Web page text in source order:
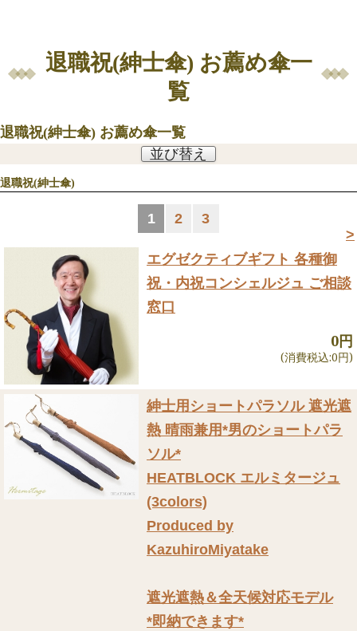
退職祝(紳士傘) お薦め傘一
覧
退職祝(紳士傘) お薦め傘一覧
並び替え
退職祝(紳士傘)
>
1 2 3
エグゼクティブギフト 各種御
祝・内祝コンシェルジュ ご相談
窓口
0円
(消費税込:0円)
紳士用ショートパラソル 遮光遮
熱 晴雨兼用*男のショートパラ
ソル*
HEATBLOCK エルミタージュ
(3colors)
Produced by
KazuhiroMiyatake
遮光遮熱＆全天候対応モデル
*即納できます*